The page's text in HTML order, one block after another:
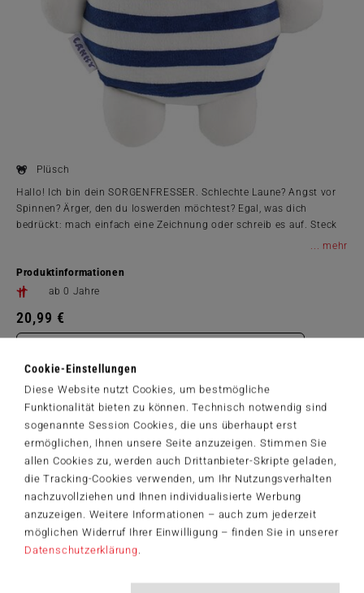
Cookie-Einstellungen
Diese Website nutzt Cookies, um bestmögliche
Funktionalität bieten zu können. Technisch notwendig sind
sogenannte Session Cookies, die uns überhaupt erst
ermöglichen, Ihnen unsere Seite anzuzeigen. Stimmen Sie
allen Cookies zu, werden auch Drittanbieter-Skripte geladen,
die Tracking-Cookies verwenden, um Ihr Nutzungsverhalten
nachzuvollziehen und Ihnen individualisierte Werbung
anzuzeigen. Weitere Informationen – auch zum jederzeit
möglichen Widerruf Ihrer Einwilligung – finden Sie in unserer
Datenschutzerklärung
Plüsch
Hallo! Ich bin dein SORGENFRESSER. Schlechte Laune? Angst vor
Spinnen? Ärger, den du loswerden möchtest? Egal, was dich
bedrückt: mach einfach eine Zeichnung oder schreib es auf. Steck
...
Produktinformationen
ab 0 Jahre
20,99 €
Artikelnummer: 42543
© Helle Freude GmbH & Co. KG
Der Schmidt-Spiele-Newsletter
Jetzt anmelden und 5€ Willkommensrabatt sichern
Bleiben Sie auf dem Laufenden zu Neuheiten, Trends und aktuellen
Themen rund um Schmidt
Spiele – und sichern Sie sich einen
Willkommensgutschein in Höhe von 5€ für Ihren nächsten Einkauf im
Schmidt-Spiele-Shop.